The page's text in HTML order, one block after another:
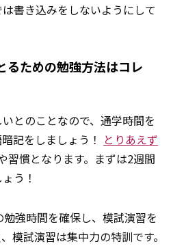
書き込みをしないようにして
ための勉強方法はコレ
とのことなので、通学時間を
記をしましょう！ とりあえず
習慣となります。まずは2週間
う！
強時間を確保し、模試演習を
、模試演習は集中力の特訓です。